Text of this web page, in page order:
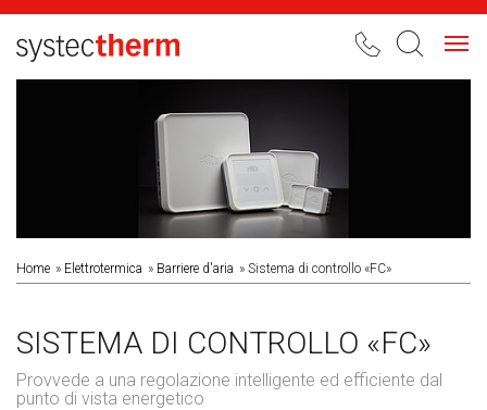
Home Elettrotermica Barriere d'aria Sistema di controllo «FC»
SISTEMA DI CONTROLLO «FC»
Provvede a una regolazione intelligente ed efficiente dal
punto di vista energetico